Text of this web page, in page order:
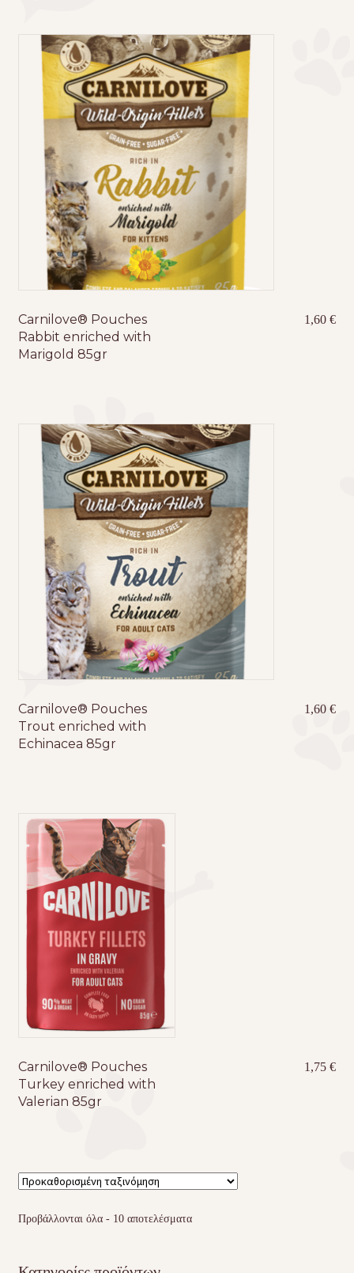
Carnilove® Pouches
Rabbit enriched with
Marigold 85gr
1,60€
Carnilove® Pouches
Trout enriched with
Echinacea 85gr
1,60€
Carnilove® Pouches
Turkey enriched with
Valerian 85gr
1,75€
Προβάλλονται όλα - 10 αποτελέσματα